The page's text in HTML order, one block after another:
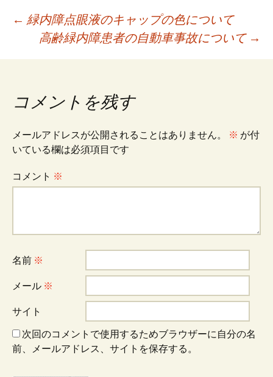
投
稿
ナ
ビ
ゲ
シ
ョ
ン
← 緑内障点眼液のキャップの色について
高齢緑内障患者の自動車事故について →
コメントを残す
メールアドレスが公開されることはありません。 ※ が付
いている欄は必須項目です
コメント ※
名前 ※
メール ※
サイト
次回のコメントで使用するためブラウザーに自分の名
前、メールアドレス、サイトを保存する。